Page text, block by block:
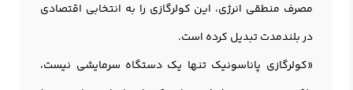
مصرف منطقی انرژی، این کولرگازی را به انتخابی اقتصادی
در بلندمدت تبدیل کرده است.
«کولرگازی پاناسونيک تنها یک دستگاه سرمایشی نیست،